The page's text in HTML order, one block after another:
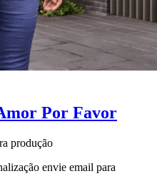
Por Favor
produção
envie email para